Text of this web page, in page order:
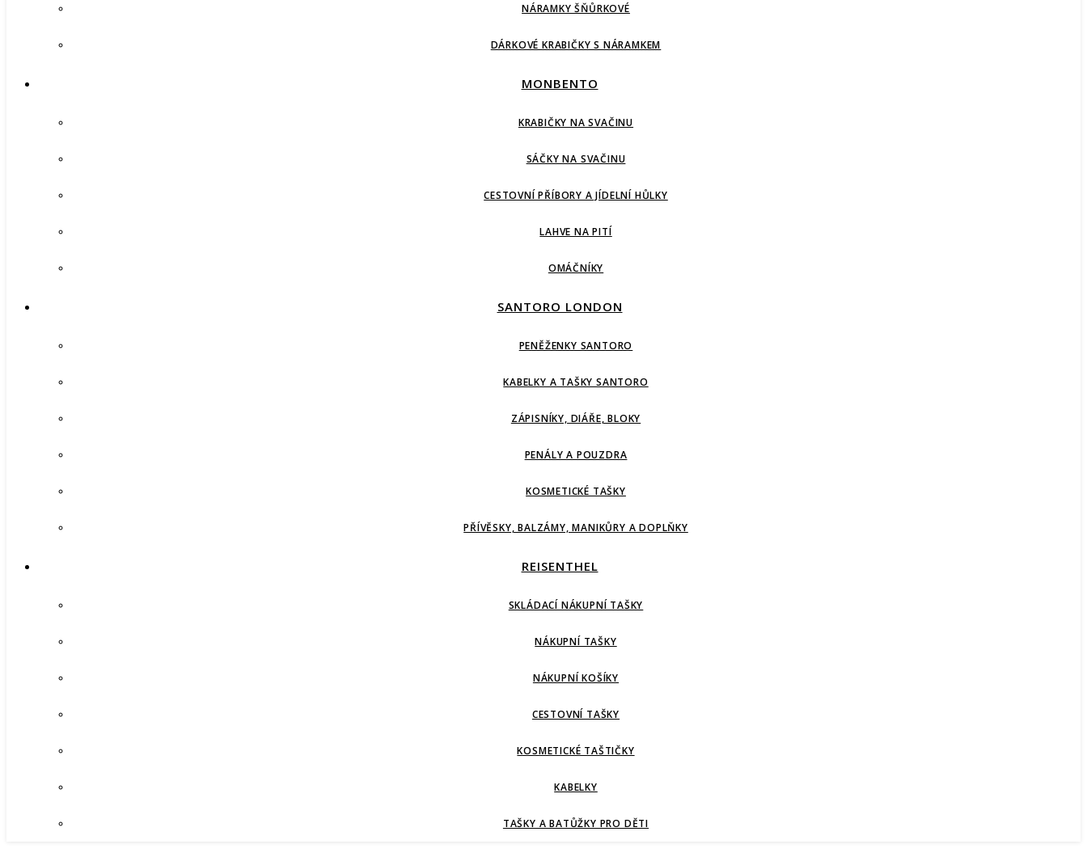
NÁRAMKY ŠŇŮRKOVÉ
DÁRKOVÉ KRABIČKY S NÁRAMKEM
MONBENTO
KRABIČKY NA SVAČINU
SÁČKY NA SVAČINU
CESTOVNÍ PŘÍBORY A JÍDELNÍ HŮLKY
LAHVE NA PITÍ
OMÁČNÍKY
SANTORO LONDON
PENĚŽENKY SANTORO
KABELKY A TAŠKY SANTORO
ZÁPISNÍKY, DIÁŘE, BLOKY
PENÁLY A POUZDRA
KOSMETICKÉ TAŠKY
PŘÍVĚSKY, BALZÁMY, MANIKŮRY A DOPLŇKY
REISENTHEL
SKLÁDACÍ NÁKUPNÍ TAŠKY
NÁKUPNÍ TAŠKY
NÁKUPNÍ KOŠÍKY
CESTOVNÍ TAŠKY
KOSMETICKÉ TAŠTIČKY
KABELKY
TAŠKY A BATŮŽKY PRO DĚTI